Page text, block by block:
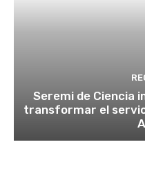
Seremi de Ciencia
transformar el